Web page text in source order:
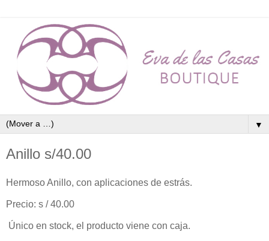
▼
Anillo s/40.00
Hermoso Anillo, con aplicaciones de estrás.
Precio: s / 40.00
Único en stock, el producto viene con caja.